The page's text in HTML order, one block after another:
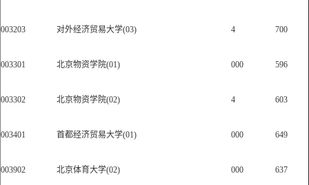
003203 对外经济贸易大学(03) 4 700
003301 北京物资学院(01) 000 596
003302 北京物资学院(02) 4 603
003401 首都经济贸易大学(01) 000 649
003902 北京体育大学(02) 000 637